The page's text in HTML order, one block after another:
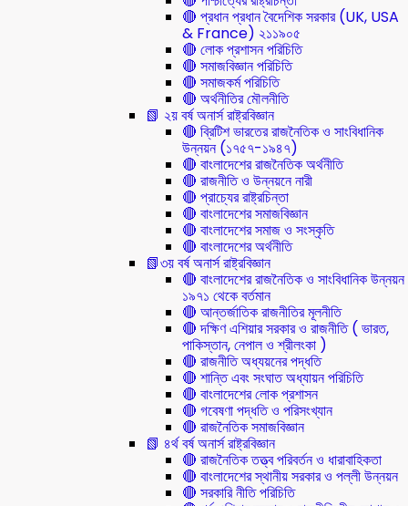
🔴 প্রধান প্রধান বৈদেশিক সরকার (UK, USA
& France) ২১১৯০৫
🔴 লোক প্রশাসন পরিচিতি
🔴 সমাজবিজ্ঞান পরিচিতি
🔴 সমাজকর্ম পরিচিতি
🔴 অর্থনীতির মৌলনীতি
📗 ২য় বর্ষ অনার্স রাষ্ট্রবিজ্ঞান
🔴 ব্রিটিশ ভারতের রাজনৈতিক ও সাংবিধানিক
উন্নয়ন (১৭৫৭-১৯৪৭)
🔴 বাংলাদেশের রাজনৈতিক অর্থনীতি
🔴 রাজনীতি ও উন্নয়নে নারী
🔴 প্রাচ্যের রাষ্ট্রচিন্তা
🔴 বাংলাদেশের সমাজবিজ্ঞান
🔴 বাংলাদেশের সমাজ ও সংস্কৃতি
🔴 বাংলাদেশের অর্থনীতি
📗৩য় বর্ষ অনার্স রাষ্ট্রবিজ্ঞান
🔴 বাংলাদেশের রাজনৈতিক ও সাংবিধানিক উন্নয়ন
১৯৭১ থেকে বর্তমান
🔴 আন্তর্জাতিক রাজনীতির মূলনীতি
🔴 দক্ষিণ এশিয়ার সরকার ও রাজনীতি ( ভারত,
পাকিস্তান, নেপাল ও শ্রীলংকা )
🔴 রাজনীতি অধ্যয়নের পদ্ধতি
🔴 শান্তি এবং সংঘাত অধ্যায়ন পরিচিতি
🔴 বাংলাদেশের লোক প্রশাসন
🔴 গবেষণা পদ্ধতি ও পরিসংখ্যান
🔴 রাজনৈতিক সমাজবিজ্ঞান
📗 ৪র্থ বর্ষ অনার্স রাষ্ট্রবিজ্ঞান
🔴 রাজনৈতিক তত্ত্ব পরিবর্তন ও ধারাবাহিকতা
🔴 বাংলাদেশের স্থানীয় সরকার ও পল্লী উন্নয়ন
🔴 সরকারি নীতি পরিচিতি